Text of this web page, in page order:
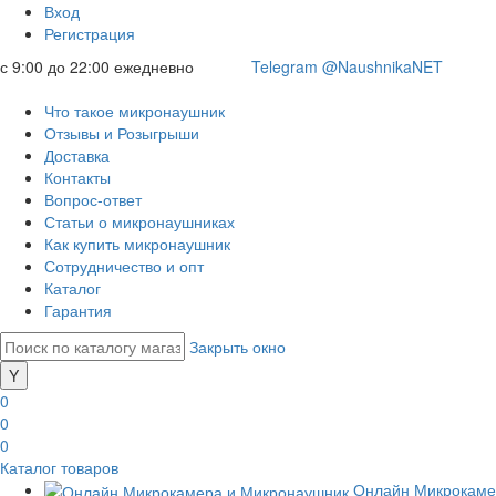
Вход
Регистрация
с 9:00 до 22:00 ежедневно
Telegram @NaushnikaNET
Что такое микронаушник
Отзывы и Розыгрыши
Доставка
Контакты
Вопрос-ответ
Статьи о микронаушниках
Как купить микронаушник
Сотрудничество и опт
Каталог
Гарантия
Закрыть окно
0
0
0
Каталог товаров
Онлайн